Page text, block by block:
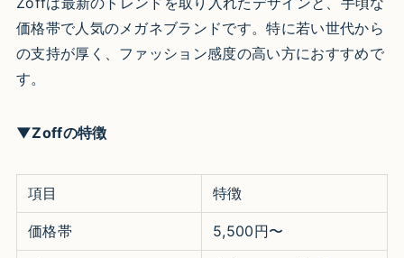
価格帯で人気のメガネブランドです。特に若い世代から
の支持が厚く、ファッション感度の高い方におすすめで
す。
▼Zoffの特徴
項目 特徴
価格帯 5,500円〜